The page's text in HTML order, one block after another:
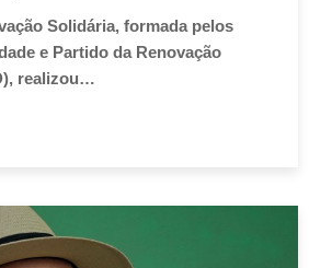
Solidária, formada pelos
e Partido da Renovação
realizou…